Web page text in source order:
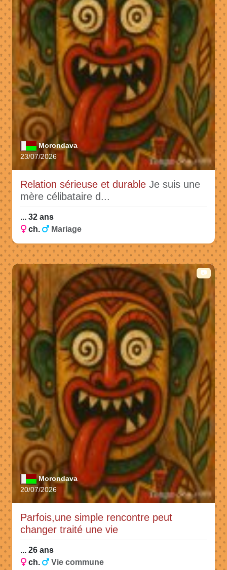
Morondava
23/07/2026
Relation sérieuse et durable Je suis une
mère célibataire d...
... 32 ans
ch.
Mariage
Morondava
20/07/2026
📷
Parfois,une simple rencontre peut
changer traité une vie
... 26 ans
ch.
Vie commune